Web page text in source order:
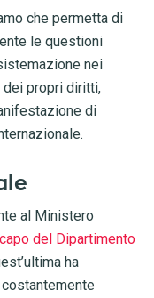
che permetta di
le questioni
nei
dei propri diritti,
di
al Ministero
del Dipartimento
ha